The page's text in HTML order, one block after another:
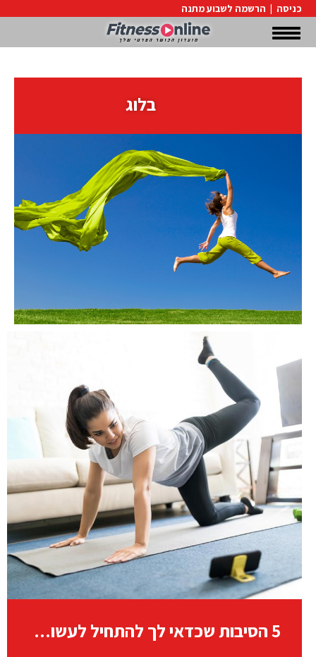
כניסה | הרשמה לשבוע מתנה
בלוג
5 הסיבות שכדאי לך להתחיל לעשות כושר מהבית